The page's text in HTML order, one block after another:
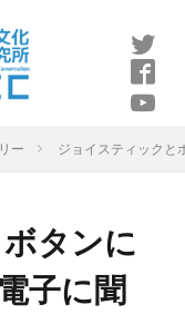
ー ジョイスティックと
タンに
子に聞